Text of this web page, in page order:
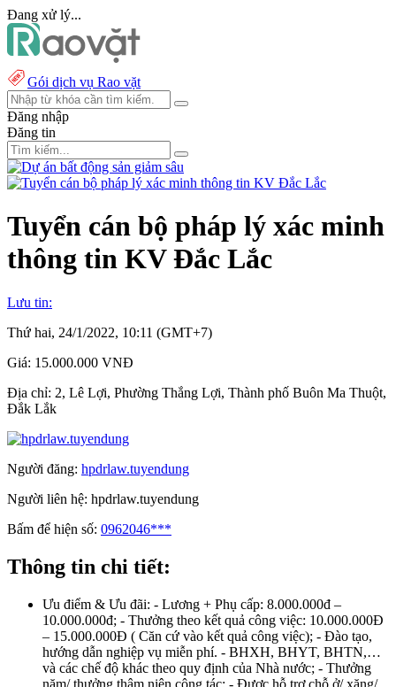
Đang xử lý...
Gói dịch vụ Rao vặt
Đăng nhập
Đăng tin
Tuyển cán bộ pháp lý xác minh
thông tin KV Đắc Lắc
Lưu tin:
Thứ hai, 24/1/2022, 10:11 (GMT+7)
Giá: 15.000.000 VNĐ
Địa chỉ: 2, Lê Lợi, Phường Thắng Lợi, Thành phố Buôn Ma Thuột,
Đắk Lắk
Người đăng: hpdrlaw.tuyendung
Người liên hệ: hpdrlaw.tuyendung
Bấm để hiện số: 0962046***
Thông tin chi tiết:
Ưu điểm & Ưu đãi: - Lương + Phụ cấp: 8.000.000đ –
10.000.000đ; - Thưởng theo kết quả công việc: 10.000.000Đ
– 15.000.000Đ ( Căn cứ vào kết quả công việc); - Đào tạo,
hướng dẫn nghiệp vụ miễn phí. - BHXH, BHYT, BHTN,…
và các chế độ khác theo quy định của Nhà nước; - Thưởng
năm/ thưởng thâm niên công tác; - Được hỗ trợ chỗ ở/ xăng/